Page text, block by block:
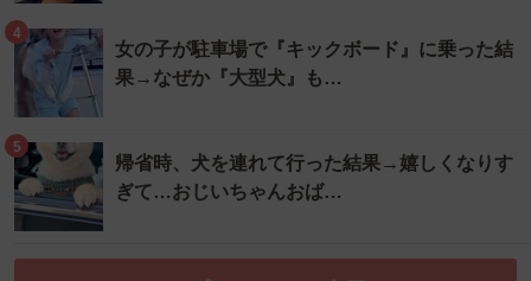
4
女の子が駐車場で『キックボード』に乗った結
果→なぜか『大型犬』も…
5
帰省時、犬を連れて行った結果→嬉しくなりす
ぎて…おじいちゃんおば…